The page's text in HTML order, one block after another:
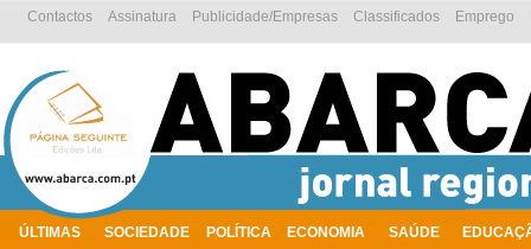
ÚLTIMAS SOCIEDADE POLÍTICA ECONOMIA SAÚDE
Emprego
Classificados
Publicidade/Empresas
Assinatura
Contactos